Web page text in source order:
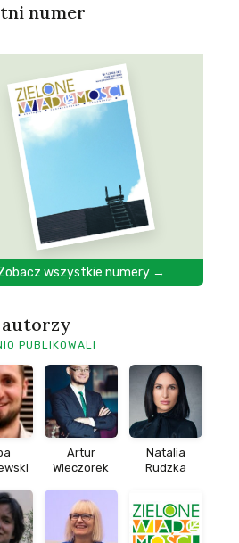
numer
wszystkie numery →
autorzy
PUBLIKOWALI
Artur
Wieczorek
Natalia
Rudzka